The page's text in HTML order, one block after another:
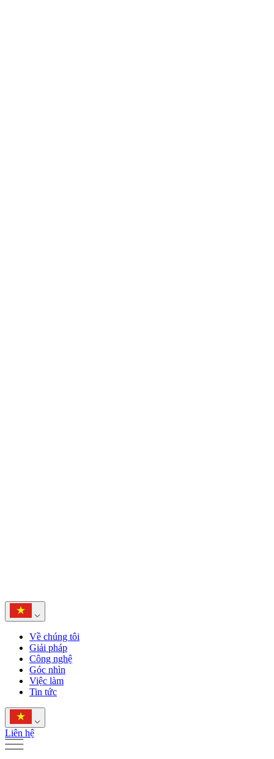
Về chúng tôi
Giải pháp
Công nghệ
Góc nhìn
Việc làm
Tin tức
Liên hệ